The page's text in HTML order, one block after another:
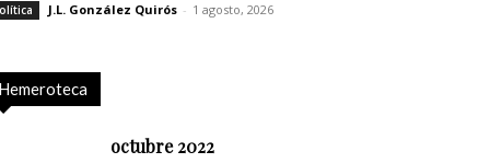
J.L. González Quirós - 1 agosto, 2026
Hemeroteca
octubre 2022